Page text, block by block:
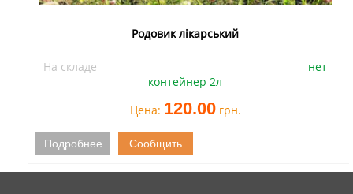
Родовик лікарський
На складе
нет
контейнер 2л
Цена: 120.00грн.
Подробнее Сообщить